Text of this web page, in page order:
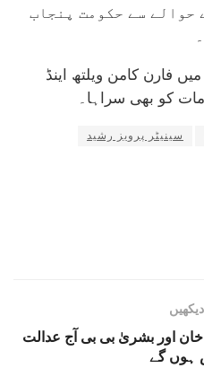
حوالے سے حکومت پنجاب
فارن کامن ویلتھ اینڈ
کو بھی سراہا۔
سینیٹر پرویز رشید
اور بشریٰ بی بی آج عدالت
ہوں گے